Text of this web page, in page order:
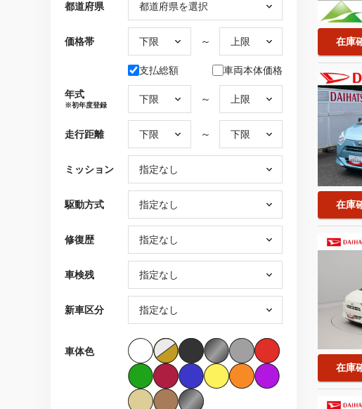
都道府県
価格帯 ～
支払総額 車両本体価格
年式
※初年度登録
～
走行距離 ～
ミッション
駆動方式
修復歴
車検残
新車区分
車体色
在庫
在庫
在庫